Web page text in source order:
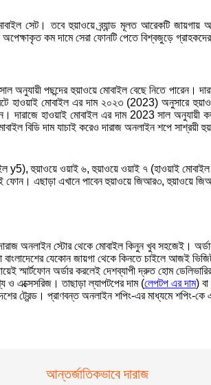
সেট। তবে হুয়াওয়ে ব্র্যান্ড মূলত আরেকটি জায়গায়
কম দামে সেরা ফোনটি পেতে বিশ্বজুড়ে
পছন্দের হুয়াওয়ে মোবাইল বেছে নিতে পারেন।
হাওয়াই মোবাইল এর দাম ২০২৩ (2023) অনুসারে
হাওয়াই মোবাইল এর দাম 2023 সাল অনুযায়ী
বিডি দাম যাচাই করেও দারাজ অনলাইন শপে সাশ্রয়ী
y5), হুয়াওয়ে ওয়াই ৬, হুয়াওয়ে ওয়াই ৭ (হাওয়াই
এছাড়া এখানে পাবেন হুয়াওয়ে জিআর৩, হুয়াওয়ে
এর দারাজ অনলাইন স্টোর থেকে মোবাইল কিনুন খুব
যেকোন জায়গা থেকে কিনতে চাইলে আজই
অর্ডার করলেই দেশব্যাপী দ্রুত হোম
এক্সেসরিজ। তাছাড়া ল্যাপটপের দাম (লেপটপ এর দাম) বা
ট্রেন্ড। প্রাণবন্ত অনলাইন শপিং-এর মাধ্যমে শপিং-
আন্তর্জাতিকভাবে দারাজ